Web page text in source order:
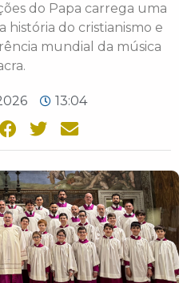
do Papa carrega uma
história do cristianismo e
mundial da música
13:04